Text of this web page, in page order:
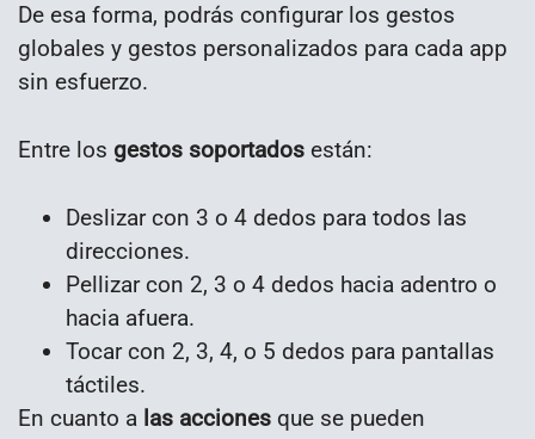
De esa forma, podrás configurar los gestos
globales y gestos personalizados para cada app
sin esfuerzo.
Entre los gestos soportados están:
Deslizar con 3 o 4 dedos para todos las
direcciones.
Pellizar con 2, 3 o 4 dedos hacia adentro o
hacia afuera.
Tocar con 2, 3, 4, o 5 dedos para pantallas
táctiles.
En cuanto a las acciones que se pueden